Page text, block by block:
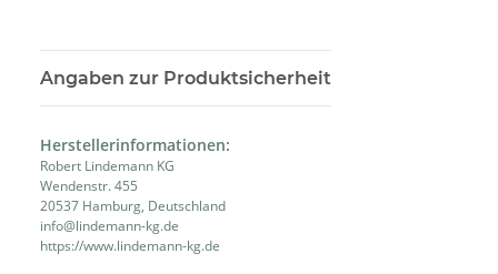
Angaben zur Produktsicherheit
Herstellerinformationen:
Robert Lindemann KG
Wendenstr. 455
20537 Hamburg, Deutschland
info@lindemann-kg.de
https://www.lindemann-kg.de